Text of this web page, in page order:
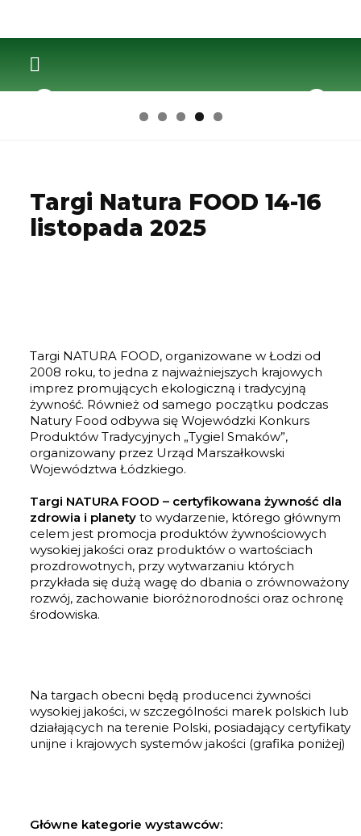
Targi Natura FOOD 14-16
listopada 2025
Targi NATURA FOOD, organizowane w Łodzi od
2008 roku, to jedna z najważniejszych krajowych
imprez promujących ekologiczną i tradycyjną
żywność. Również od samego początku podczas
Natury Food odbywa się Wojewódzki Konkurs
Produktów Tradycyjnych „Tygiel Smaków”,
organizowany przez Urząd Marszałkowski
Województwa Łódzkiego.
Targi NATURA FOOD – certyfikowana żywność dla
zdrowia i planety to wydarzenie, którego głównym
celem jest promocja produktów żywnościowych
wysokiej jakości oraz produktów o wartościach
prozdrowotnych, przy wytwarzaniu których
przykłada się dużą wagę do dbania o zrównoważony
rozwój, zachowanie bioróżnorodności oraz ochronę
środowiska.
Na targach obecni będą producenci żywności
wysokiej jakości, w szczególności marek polskich lub
działających na terenie Polski, posiadający certyfikaty
unijne i krajowych systemów jakości (grafika poniżej)
Główne kategorie wystawców: